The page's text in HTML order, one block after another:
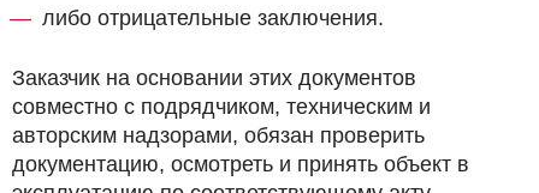
либо отрицательные заключения.
Заказчик на основании этих документов
совместно с подрядчиком, техническим и
авторским надзорами, обязан проверить
документацию, осмотреть и принять объект в